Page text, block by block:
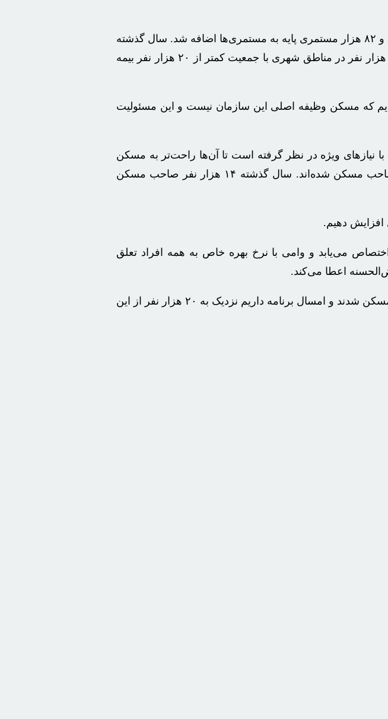
رئیس سازمان بهزیستی ادامه داد: در دوران جنگ ۱۲ روزه اخیر، کل نوبت‌بندی‌ها به صفر رسید و ۸۲ هزار مستمری پایه به مستمری‌ها اضافه شد. سال گذشته
نیز بیمه اجتماعی زنان سرپرست خانوار، روستایی و عشایری به صفر رسید و امسال برای ۱۱ هزار نفر در مناطق شهری با جمعیت کمتر از ۲۰ هزار نفر بیمه
که مسکن وظیفه اصلی این سازمان نیست و این مسئولیت
۲۰۰ میلیون تومانی برای مددجویان با نیازهای ویژه در نظر گرفته است تا آن‌ها راحت‌تر به مسکن
دسترسی پیدا کنند. تاکنون ۲۰۷ هزار نفر از افراد دارای معلولیت با استفاده از این کمک‌ها صاحب مسکن شده‌اند. سال گذشته ۱۴ هزار نفر صاحب مسکن
می‌یابد و وامی با نرخ بهره خاص به همه افراد تعلق
حسینی خاطرنشان کرد: سال گذشته ۱۴ هزار نفر از مددجویان از طریق این تسهیلات صاحب مسکن شدند و امسال برنامه داریم نزدیک به ۲۰ هزار نفر از این